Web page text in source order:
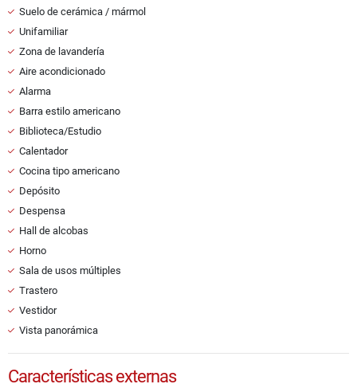
Suelo de cerámica / mármol
Unifamiliar
Zona de lavandería
Aire acondicionado
Alarma
Barra estilo americano
Biblioteca/Estudio
Calentador
Cocina tipo americano
Depósito
Despensa
Hall de alcobas
Horno
Sala de usos múltiples
Trastero
Vestidor
Vista panorámica
Características externas